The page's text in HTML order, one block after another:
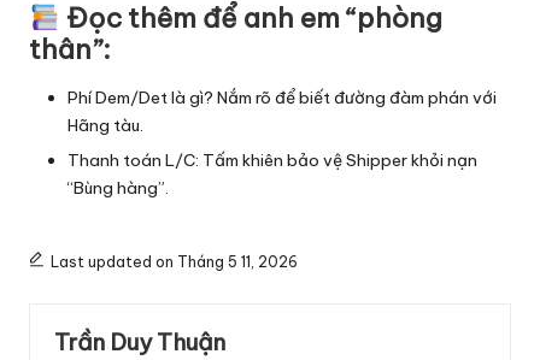
Đọc thêm để anh em “phòng
thân”:
Phí Dem/Det là gì? Nắm rõ để biết đường đàm phán với
Hãng tàu.
Thanh toán L/C: Tấm khiên bảo vệ Shipper khỏi nạn
“Bùng hàng”
Last updated on Tháng 5 11, 2026
Trần Duy Thuận